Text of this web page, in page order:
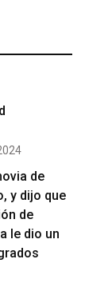
de
y dijo que
de
le dio un